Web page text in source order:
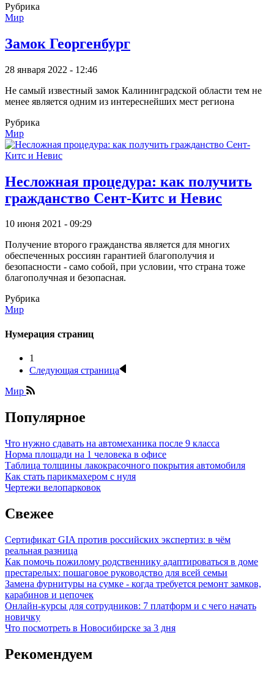
Рубрика
Мир
Замок Георгенбург
28 января 2022 - 12:46
Не самый известный замок Калининградской области тем не
менее является одним из интереснейших мест региона
Рубрика
Мир
Несложная процедура: как получить
гражданство Сент-Китс и Невис
10 июня 2021 - 09:29
Получение второго гражданства является для многих
обеспеченных россиян гарантией благополучия и
безопасности - само собой, при условии, что страна тоже
благополучная и безопасная.
Рубрика
Мир
Нумерация страниц
1
Следующая страница
Мир
Популярное
Что нужно сдавать на автомеханика после 9 класса
Норма площади на 1 человека в офисе
Таблица толщины лакокрасочного покрытия автомобиля
Как стать парикмахером с нуля
Чертежи велопарковок
Свежее
Сертификат GIA против российских экспертиз: в чём
реальная разница
Как помочь пожилому родственнику адаптироваться в доме
престарелых: пошаговое руководство для всей семьи
Замена фурнитуры на сумке - когда требуется ремонт замков,
карабинов и цепочек
Онлайн-курсы для сотрудников: 7 платформ и с чего начать
новичку
Что посмотреть в Новосибирске за 3 дня
Рекомендуем